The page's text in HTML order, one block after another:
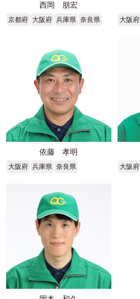
西岡 朋宏
京都府 大阪府 兵庫県 奈良県 大阪府
依藤 孝明
大阪府 兵庫県 奈良県 大阪府